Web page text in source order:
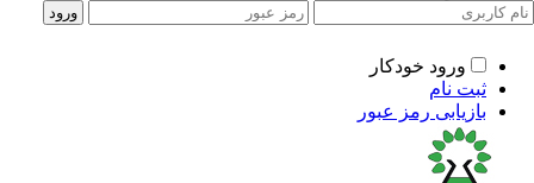
ورود خودکار
ثبت نام
بازیابی رمز عبور